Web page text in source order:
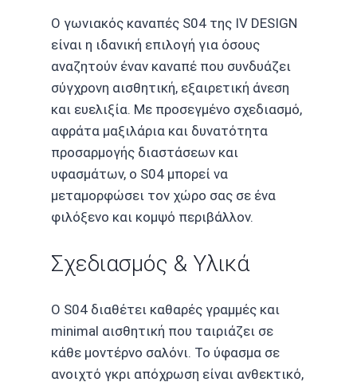
Ο γωνιακός καναπές S04 της IV DESIGN
είναι η ιδανική επιλογή για όσους
αναζητούν έναν καναπέ που συνδυάζει
σύγχρονη αισθητική, εξαιρετική άνεση
και ευελιξία. Με προσεγμένο σχεδιασμό,
αφράτα μαξιλάρια και δυνατότητα
προσαρμογής διαστάσεων και
υφασμάτων, ο S04 μπορεί να
μεταμορφώσει τον χώρο σας σε ένα
φιλόξενο και κομψό περιβάλλον.
Σχεδιασμός & Υλικά
Ο S04 διαθέτει καθαρές γραμμές και
minimal αισθητική που ταιριάζει σε
κάθε μοντέρνο σαλόνι. Το ύφασμα σε
ανοιχτό γκρι απόχρωση είναι ανθεκτικό,